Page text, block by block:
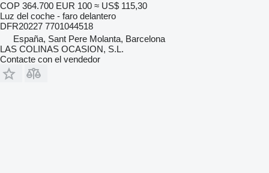
COP 364.700 EUR 100 ≈ US$ 115,30
Luz del coche - faro delantero
DFR20227 7701044518
España, Sant Pere Molanta, Barcelona
LAS COLINAS OCASION, S.L.
Contacte con el vendedor